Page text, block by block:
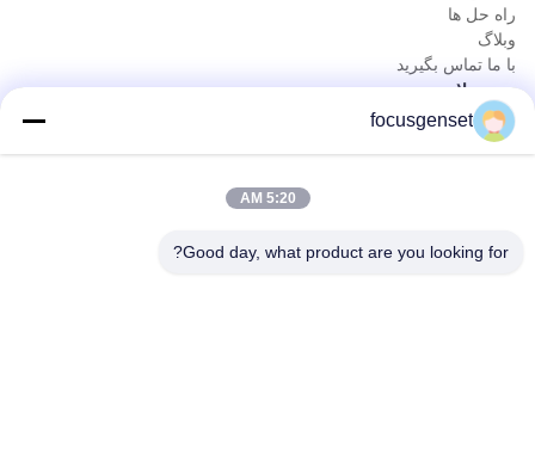
راه حل ها
وبلاگ
با ما تماس بگیرید
محصولات
مجموعه ژنراتور دیزل کامینز
مجموعه ژنراتور دیزل پرکینز
ژنراتور Skid Mounted
focusgenset
5:20 AM
Good day, what product are you looking for?